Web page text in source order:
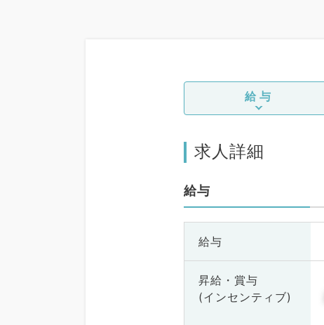
給与
求人詳細
給与
給与
昇給・賞与
(インセンティブ)